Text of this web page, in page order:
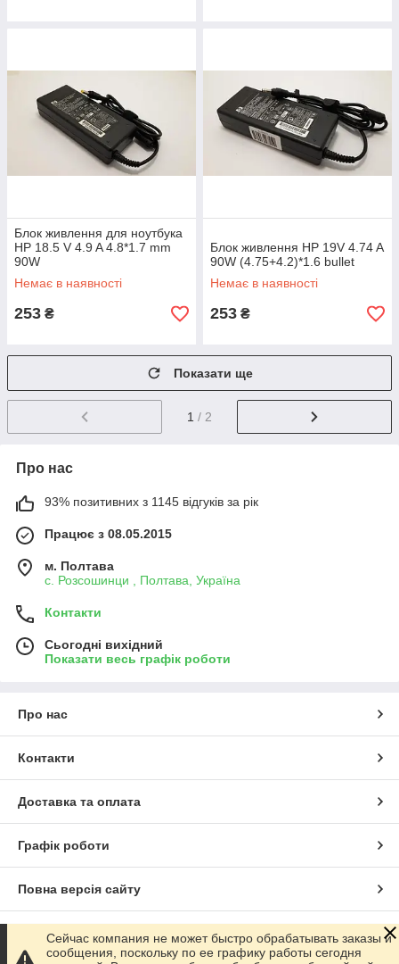
Блок живлення для ноутбука
HP 18.5 V 4.9 A 4.8*1.7 mm
90W
Немає в наявності
253 ₴
Блок живлення HP 19V 4.74 A
90W (4.75+4.2)*1.6 bullet
Немає в наявності
253 ₴
Показати ще
1 / 2
Про нас
93% позитивних з 1145 відгуків за рік
Працює з 08.05.2015
м. Полтава
с. Розсошинци , Полтава, Україна
Контакти
Сьогодні вихідний
Показати весь графік роботи
Про нас
Контакти
Доставка та оплата
Графік роботи
Повна версія сайту
Сайт створено на маркетплейсі Prom.ua
Сейчас компания не может быстро обрабатывать заказы и
сообщения, поскольку по ее графику работы сегодня